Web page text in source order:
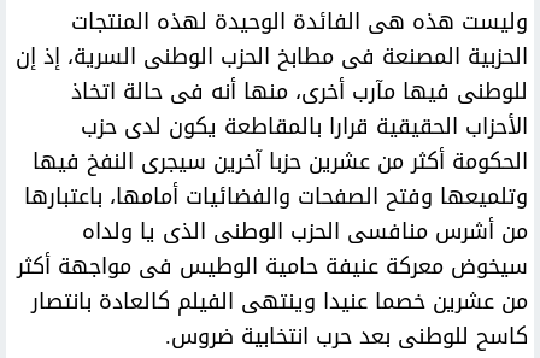
وليست هذه هى الفائدة الوحيدة لهذه المنتجات
الحزبية المصنعة فى مطابخ الحزب الوطنى السرية، إذ إن
للوطنى فيها مآرب أخرى، منها أنه فى حالة اتخاذ
الأحزاب الحقيقية قرارا بالمقاطعة يكون لدى حزب
الحكومة أكثر من عشرين حزبا آخرين سيجرى النفخ فيها
وتلميعها وفتح الصفحات والفضائيات أمامها، باعتبارها
من أشرس منافسى الحزب الوطنى الذى يا ولداه
سيخوض معركة عنيفة حامية الوطيس فى مواجهة أكثر
من عشرين خصما عنيدا وينتهى الفيلم كالعادة بانتصار
كاسح للوطنى بعد حرب انتخابية ضروس.